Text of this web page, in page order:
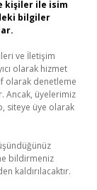
kişiler ile isim
bilgiler
ve İletişim
olarak hizmet
olarak denetleme
Ancak, üyelerimiz
siteye üye olarak
bildirmeniz
kaldırılacaktır.